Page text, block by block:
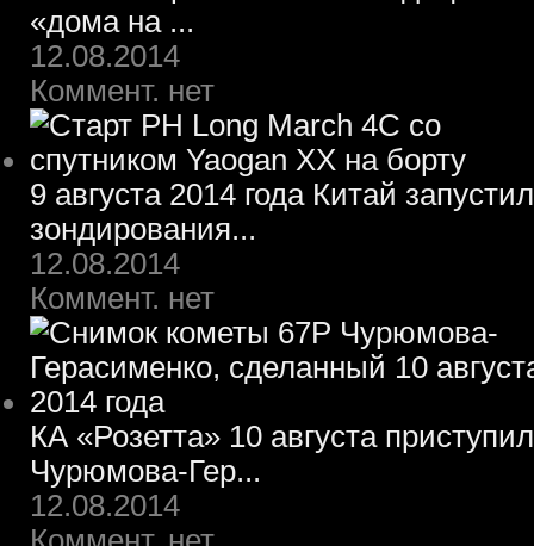
«дома на ...
12.08.2014
Коммент. нет
9 августа 2014 года Китай
зондирования...
12.08.2014
Коммент. нет
КА «Розетта» 10 августа
Чурюмова-Гер...
12.08.2014